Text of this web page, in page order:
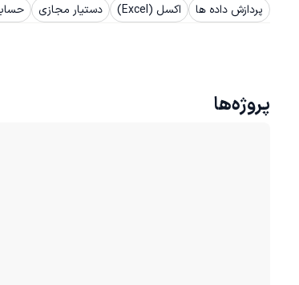
پردازش داده ها اکسل (Excel) دستیار مجازی
پروژه‌ها